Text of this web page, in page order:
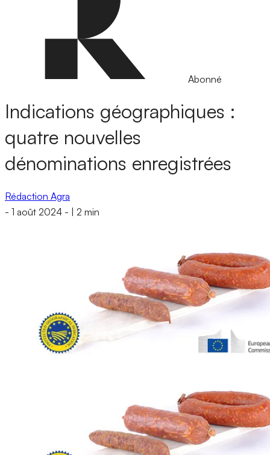
Abonné
Indications géographiques :
quatre nouvelles
dénominations enregistrées
Rédaction Agra
- 1 août 2024 - 2 min